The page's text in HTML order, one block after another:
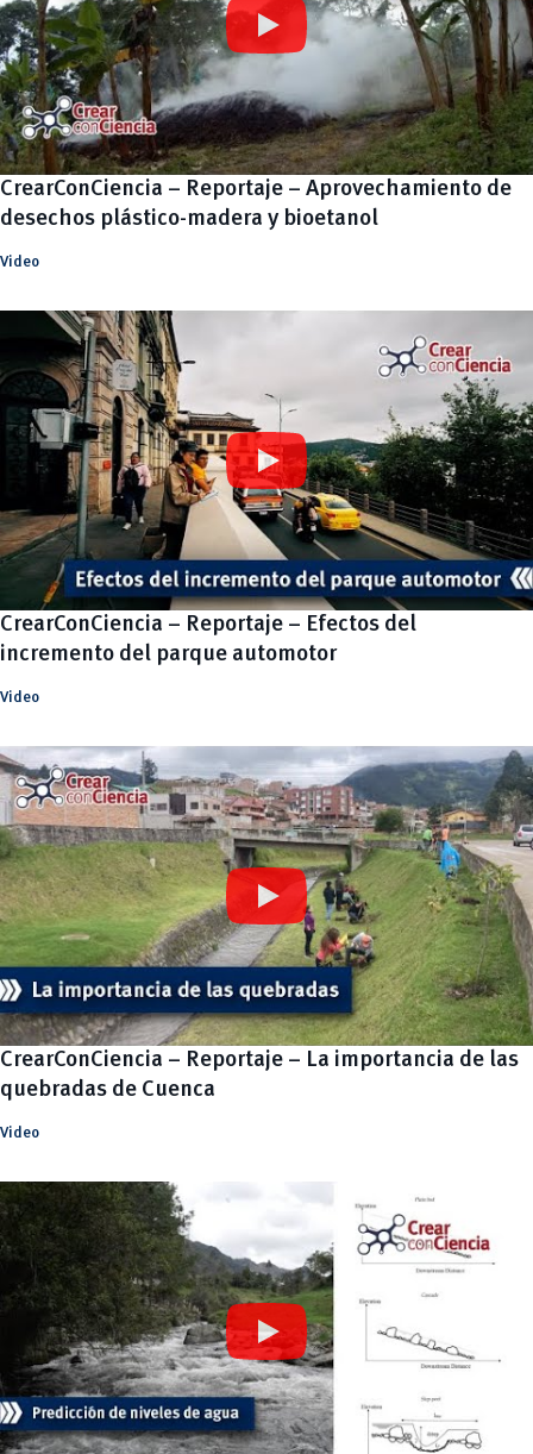
CrearConCiencia – Reportaje – Aprovechamiento de
desechos plástico-madera y bioetanol
Video
CrearConCiencia – Reportaje – Efectos del
incremento del parque automotor
Video
CrearConCiencia – Reportaje – La importancia de las
quebradas de Cuenca
Video